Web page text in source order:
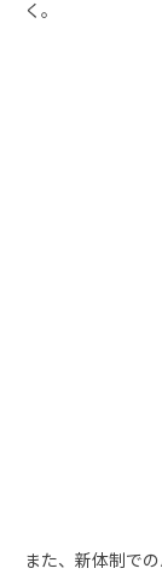
く。
また、新体制で